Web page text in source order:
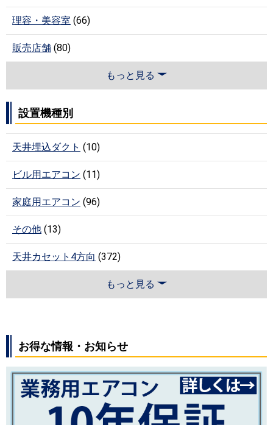
理容・美容室 (66)
販売店舗 (80)
もっと見る
設置機種別
天井埋込ダクト (10)
ビル用エアコン (11)
家庭用エアコン (96)
その他 (13)
天井カセット4方向 (372)
もっと見る
お得な情報・お知らせ